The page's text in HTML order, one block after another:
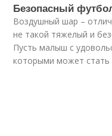
Безопасный
Воздушный шар –
не такой тяжелый и
Пусть малыш с
которыми может стать